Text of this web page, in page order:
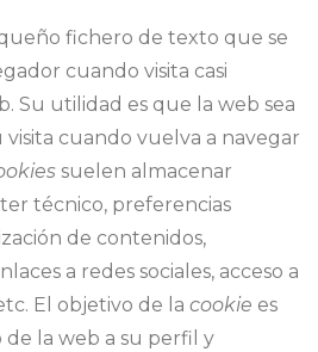
fichero de texto que se
cuando visita casi
Su utilidad es que la web sea
cuando vuelva a navegar
suelen almacenar
técnico, preferencias
de contenidos,
a redes sociales, acceso a
El objetivo de la cookie es
la web a su perfil y